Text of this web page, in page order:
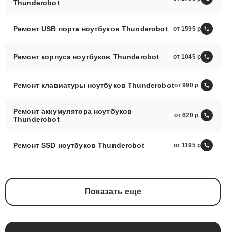
Thunderobot
Ремонт USB порта ноутбуков Thunderobot от 1595
Ремонт корпуса ноутбуков Thunderobot от 1045
Ремонт клавиатуры ноутбуков Thunderobotот 990
Ремонт аккумулятора ноутбуков
Thunderobot
от 620
Ремонт SSD ноутбуков Thunderobot от 1195
Показать еще